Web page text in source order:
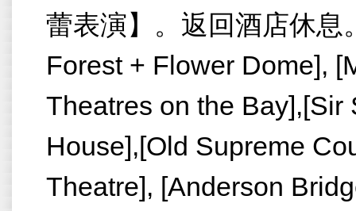
蕾表演】。返回酒店休息
Forest + Flower Dome],
Theatres on the Bay],[Sir
House],[Old Supreme
Theatre], [Anderson